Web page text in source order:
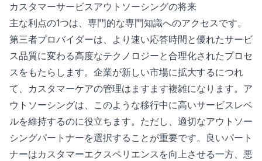
カスタマーサービスアウトソーシングの将来
主な利点の1つは、専門的な専門知識へのアクセスです。
第三者プロバイダーは、より速い応答時間と優れたサービ
ス品質に変わる高度なテクノロジーと合理化されたプロセ
スをもたらします。企業が新しい市場に拡大するにつれ
て、カスタマーケアの管理はますます複雑になります。ア
ウトソーシングは、このような移行中に高いサービスレベ
ルを維持するのに役立ちます。ただし、適切なアウトソー
シングパートナーを選択することが重要です。良いパート
ナーはカスタマーエクスペリエンスを向上させる一方、悪